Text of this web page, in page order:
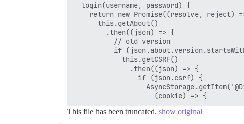
  login(username, password) {
return new Promise((resolve, reject)
      this.getAbout()
        .then((json) => {
          // old version
if
            this.getCSRF()
              .then((json) => {
                if (json.csrf) {
This file has been truncated. show original